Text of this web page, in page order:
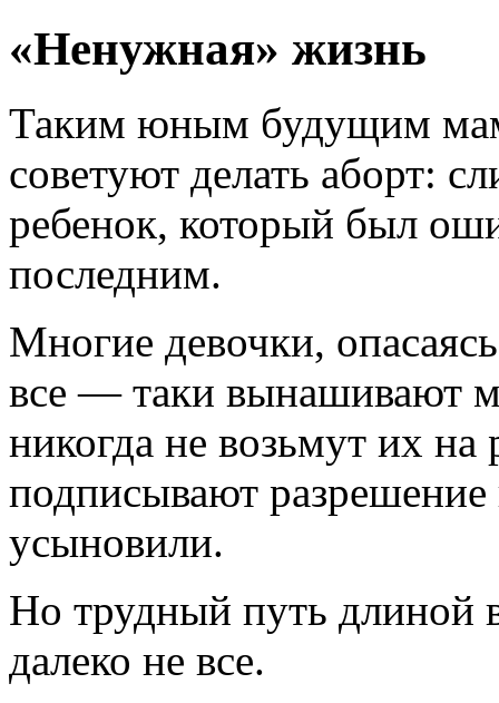
«Ненужная» жизнь
Таким юным будущим
советуют делать аборт:
ребенок, который был
последним.
Многие девочки,
все — таки вынашивают
никогда не возьмут их
подписывают
усыновили.
Но трудный путь длиной
далеко не все.